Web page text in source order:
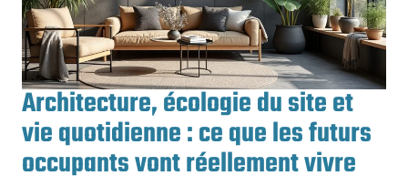
Architecture, écologie du site et
vie quotidienne : ce que les futurs
occupants vont réellement vivre